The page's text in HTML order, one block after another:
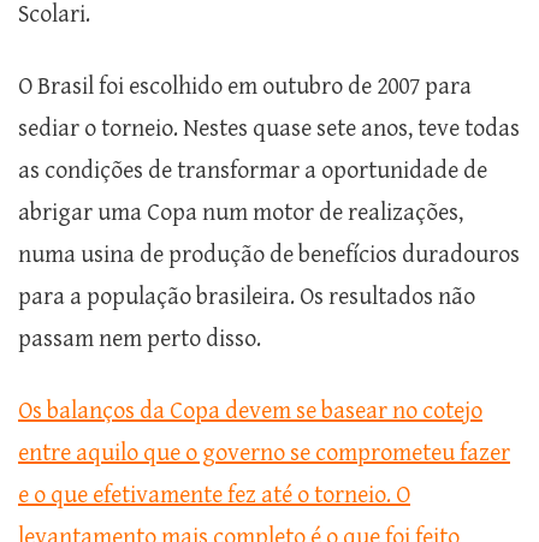
Scolari.
O Brasil foi escolhido em outubro de 2007 para
sediar o torneio. Nestes quase sete anos, teve todas
as condições de transformar a oportunidade de
abrigar uma Copa num motor de realizações,
numa usina de produção de benefícios duradouros
para a população brasileira. Os resultados não
passam nem perto disso.
Os balanços da Copa devem se basear no cotejo
entre aquilo que o governo se comprometeu fazer
e o que efetivamente fez até o torneio. O